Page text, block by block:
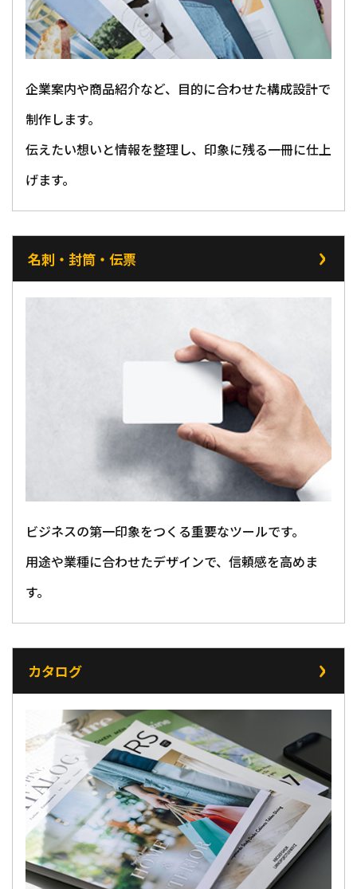
企業案内や商品紹介など、目的に合わせた構成設計で
制作します。
伝えたい想いと情報を整理し、印象に残る一冊に仕上
げます。
名刺・封筒・伝票
ビジネスの第一印象をつくる重要なツールです。
用途や業種に合わせたデザインで、信頼感を高めま
す。
カタログ